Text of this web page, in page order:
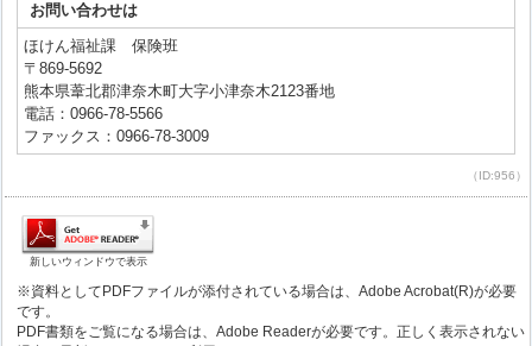
お問い合わせは
ほけん福祉課 保険班
〒869-5692
熊本県葦北郡津奈木町大字小津奈木2123番地
電話：0966-78-5566
ファックス：0966-78-3009
（ID:956）
新しいウィンドウで表示
※資料としてPDFファイルが添付されている場合は、Adobe Acrobat(R)が必要
です。
PDF書類をご覧になる場合は、Adobe Readerが必要です。正しく表示されない